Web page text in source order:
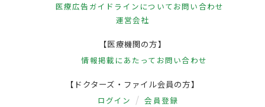
医療広告ガイドラインについてお問い合わせ
運営会社
【医療機関の方】
情報掲載にあたって お問い合わせ
【ドクターズ・ファイル会員の方】
ログイン 会員登録